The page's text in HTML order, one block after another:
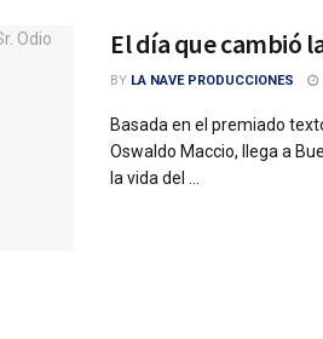
El día que cambió
BY LA NAVE PRODUCCIONES
Basada en el premiado
Oswaldo Maccio, llega a
la vida del ...